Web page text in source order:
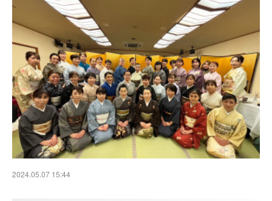
2024.05.07 15:44